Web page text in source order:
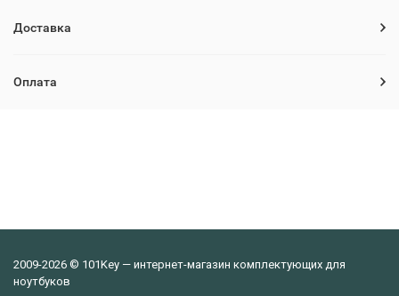
Доставка
Оплата
2009-2026 © 101Key — интернет-магазин комплектующих для
ноутбуков